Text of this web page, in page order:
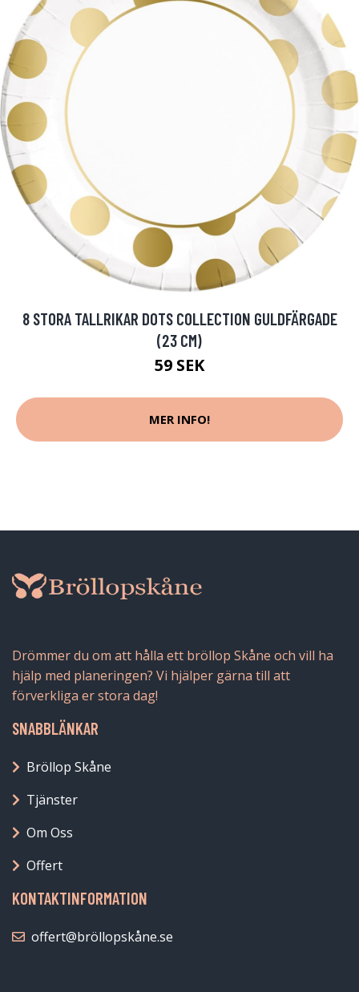
8 STORA TALLRIKAR DOTS COLLECTION GULDFÄRGADE
(23 CM)
59 SEK
MER INFO!
Drömmer du om att hålla ett bröllop Skåne och vill ha
hjälp med planeringen? Vi hjälper gärna till att
förverkliga er stora dag!
SNABBLÄNKAR
Bröllop Skåne
Tjänster
Om Oss
Offert
KONTAKTINFORMATION
offert@bröllopskåne.se